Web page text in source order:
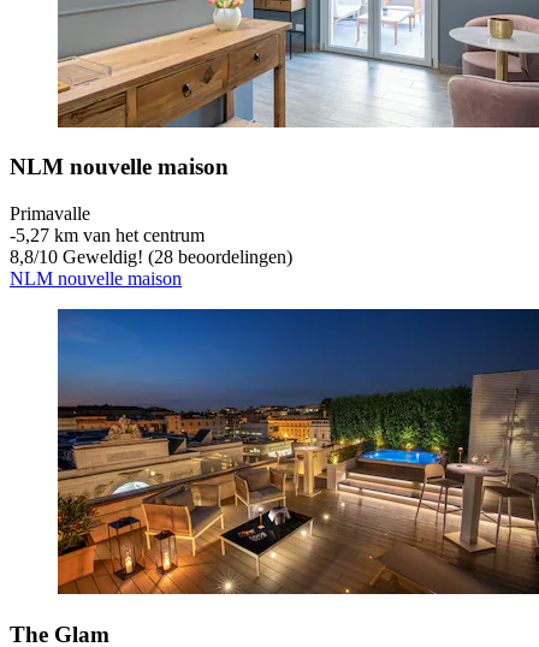
NLM nouvelle maison
Primavalle
‐5,27 km van het centrum
8,8/10 Geweldig! (28 beoordelingen)
NLM nouvelle maison
The Glam